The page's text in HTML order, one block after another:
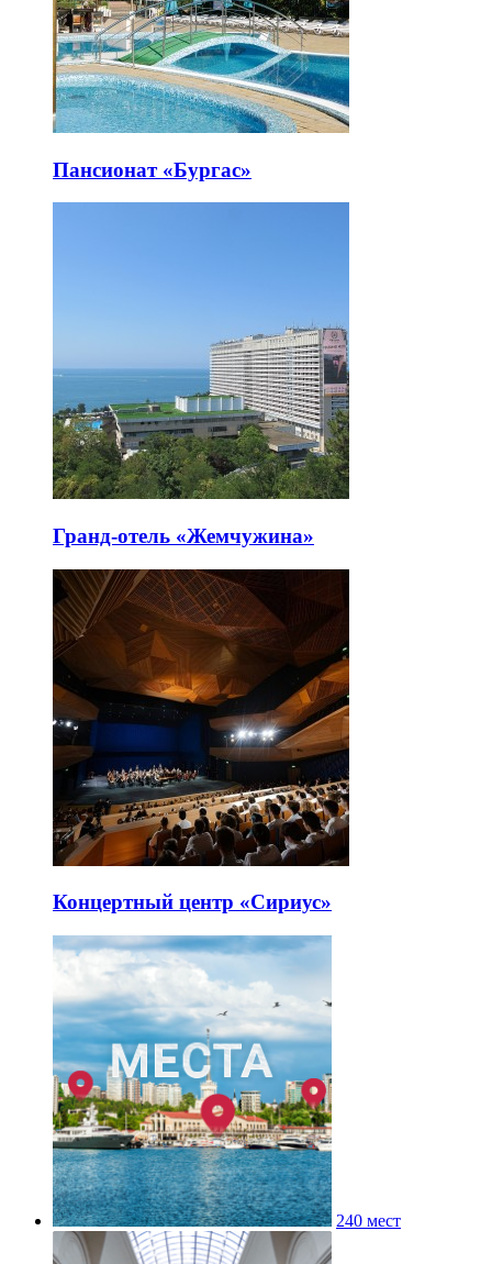
Пансионат «Бургас»
Гранд-отель «Жемчужина»
Концертный центр «Сириус»
240 мест